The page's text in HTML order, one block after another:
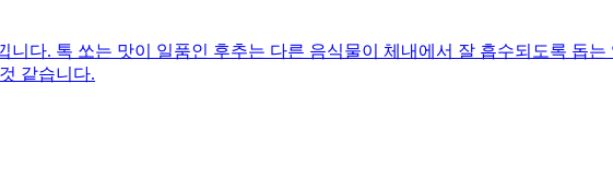
다. 톡 쏘는 맛이 일품인 후추는 다른 음식물이 체내에서 잘 흡수되도록 돕
같습니다.